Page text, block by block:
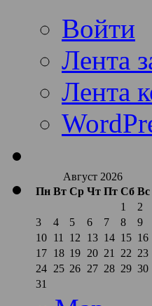
Войти
Лента
Лента
Август 2026
Пн Вт Ср Чт Пт Сб Вс
1
2
3
4 5 6 7 8
9
10 11 12 13 14 15 16
17 18 19 20 21 22 23
24 25 26 27 28 29 30
31